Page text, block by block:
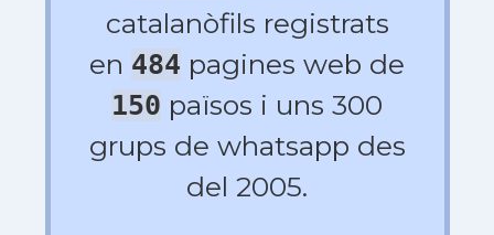
catalanòfils registrats
en 484 pagines web de
150 països i uns 300
grups de whatsapp des
del 2005.